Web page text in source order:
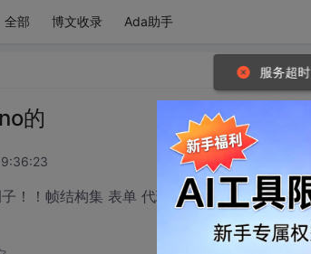
全部 博文收录 Ada助手
的
！！帧结构集 表单 代理。。。！dim
服务超